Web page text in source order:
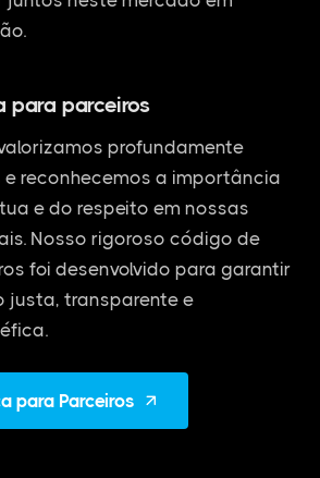
para parceiros
profundamente
reconhecemos a importância
e do respeito em nossas
Nosso rigoroso código de
foi desenvolvido para garantir
justa, transparente e
para Parceiros